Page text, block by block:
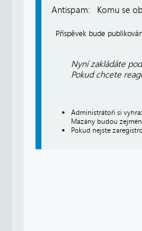
Antispam: Komu se
Příspěvek bude
Nyní zakládáte
Pokud chcete
Administrátoři si
Mazány budou
Pokud nejste